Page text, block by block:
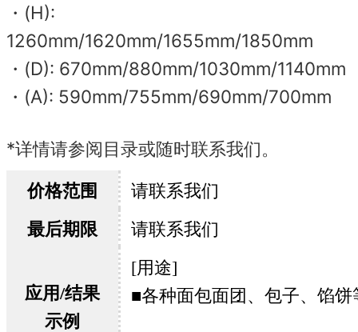
・(H):
1260mm/1620mm/1655mm/1850mm
・(D): 670mm/880mm/1030mm/1140mm
・(A): 590mm/755mm/690mm/700mm
*详情请参阅目录或随时联系我们。
价格范围
请联系我们
最后期限
请联系我们
应用/结果
示例
[用途]
■各种面包面团、包子、馅饼